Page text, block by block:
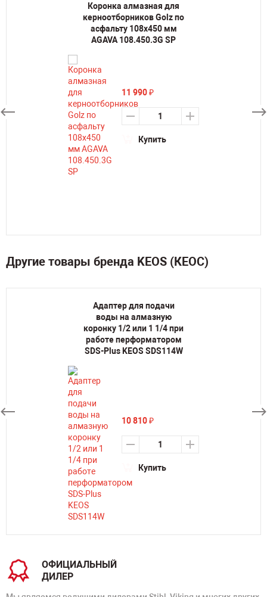
Коронка алмазная для
керноотборников Golz по
асфальту 108х450 мм
AGAVA 108.450.3G SP
11 990₽
Купить
Другие товары бренда KEOS (КЕОС)
Адаптер для подачи
воды на алмазную
коронку 1/2 или 1 1/4 при
работе перформатором
SDS-Plus KEOS SDS114W
10 810₽
Купить
ОФИЦИАЛЬНЫЙ
ДИЛЕР